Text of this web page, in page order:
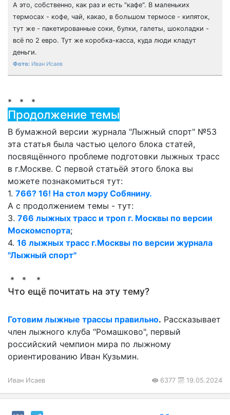
А это, собственно, как раз и есть "кафе". В маленьких
термосах - кофе, чай, какао, в большом термосе - кипяток,
тут же - пакетированные соки, булки, галеты, шоколадки -
всё по 2 евро. Тут же коробка-касса, куда люди кладут
деньги.
Иван Исаев
* * *
Продолжение темы
В бумажной версии журнала "Лыжный спорт" №53
эта статья была частью целого блока статей,
посвящённого проблеме подготовки лыжных трасс
в г.Москве. С первой статьёй этого блока вы
можете познакомиться тут:
1. 766? 16! На стол мэру Собянину.
А с продолжением темы - тут:
3. 766 лыжных трасс и троп г. Москвы по версии
Москомспорта;
4. 16 лыжных трасс г.Москвы по версии журнала
"Лыжный спорт"
* * *
Что ещё почитать на эту тему?
Готовим лыжные трассы правильно. Рассказывает
член лыжного клуба "Ромашково", первый
российский чемпион мира по лыжному
ориентированию Иван Кузьмин.
Иван Исаев 6377 19.05.2024